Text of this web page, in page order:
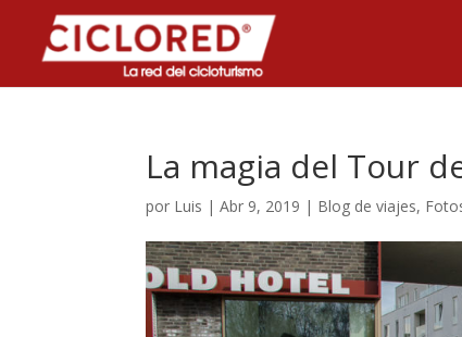
La magia del Tour
por Luis |Abr 9, 2019 | Blog de viajes,